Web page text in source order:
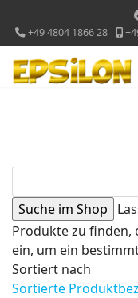
+49 4804 1866 28
Produkte zu finden,
ein, um ein
Sortiert nach
Sortierte